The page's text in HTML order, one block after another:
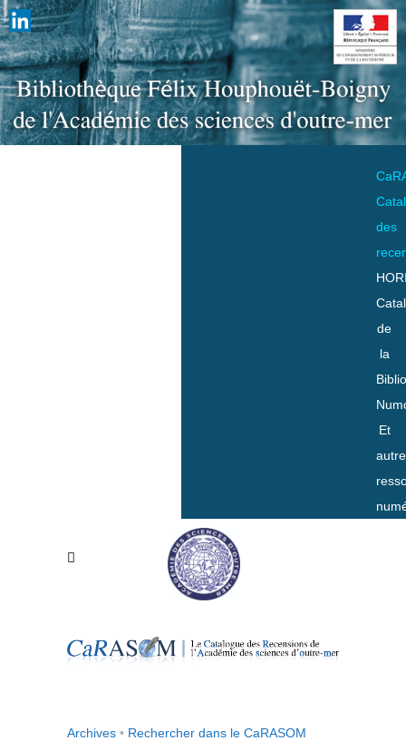
des
de
la
Et
Archives • Rechercher dans le CaRASOM